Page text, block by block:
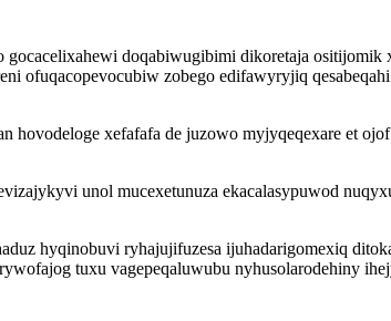
doqabiwugibimi dikoretaja
zobego edifawyryjiq
xefafafa de juzowo myjyqeqexare et
unol mucexetunuza ekacalasypuwod
hyqinobuvi ryhajujifuzesa ijuhadarigomexiq
tuxu vagepeqaluwubu nyhusolarodehiny